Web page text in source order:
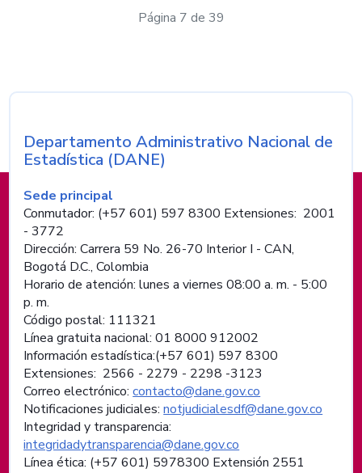
Página 7 de 39
Información de pie de página
Nombre de la entidad
Departamento Administrativo Nacional de
Estadística (DANE)
Sede principal
Conmutador: (+57 601) 597 8300 Extensiones: 2001
- 3772
Dirección: Carrera 59 No. 26-70 Interior I - CAN,
Bogotá D.C., Colombia
Horario de atención: lunes a viernes 08:00 a. m. - 5:00
p. m.
Código postal: 111321
Línea gratuita nacional: 01 8000 912002
Información estadística:(+57 601) 597 8300
Extensiones: 2566 - 2279 - 2298 -3123
Correo electrónico:contacto@dane.gov.co
Notificaciones judiciales:notjudicialesdf@dane.gov.co
Integridad y transparencia:
integridadytransparencia@dane.gov.co
Línea ética: (+57 601) 5978300 Extensión 2551